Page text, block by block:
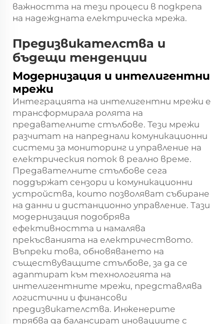
важността на тези процеси в подкрепа
на надеждната електрическа мрежа.
Предизвикателства и
бъдещи тенденции
Модернизация и интелигентни
мрежи
Интеграцията на интелигентни мрежи е
трансформирала ролята на
предавателните стълбове. Тези мрежи
разчитат на напреднали комуникационни
системи за мониторинг и управление на
електрическия поток в реално време.
Предавателните стълбове сега
поддържат сензори и комуникационни
устройства, които позволяват събиране
на данни и дистанционно управление. Тази
модернизация подобрява
ефективността и намалява
прекъсванията на електричеството.
Въпреки това, обновяването на
съществуващите стълбове, за да се
адаптират към технологията на
интелигентните мрежи, представлява
логистични и финансови
предизвикателства. Инженерите
трябва да балансират иновациите с